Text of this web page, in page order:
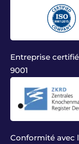
Entreprise
9001
Conformité avec